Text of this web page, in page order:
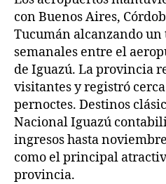
con Buenos Aires,
Tucumán alcanzando un
semanales entre el
de Iguazú. La provincia
visitantes y registró
pernoctes. Destinos
Nacional Iguazú
ingresos hasta
como el principal
provincia.